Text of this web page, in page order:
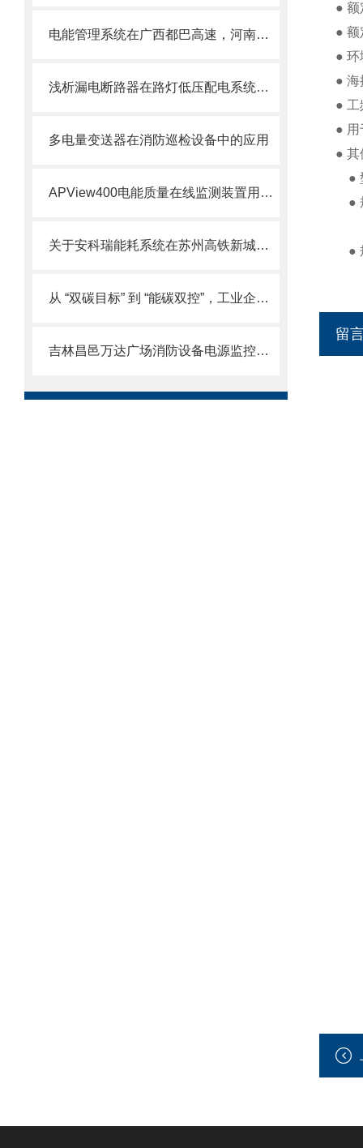
电能管理系统在广西都巴高速，河南某锂电公司，元气森林等项目的应用案例
浅析漏电断路器在路灯低压配电系统中的应用
多电量变送器在消防巡检设备中的应用
APView400电能质量在线监测装置用于化工 钢铁冶金 医院数据中心等行业
关于安科瑞能耗系统在苏州高铁新城经济发展有限公司楼层的设计和应用
从 “双碳目标” 到 “能碳双控”，工业企业数字化管理中心的破局与实践
吉林昌邑万达广场消防设备电源监控系统的设计与应用
● 额
● 额
●
● 海
● 工
● 用
● 其
●
●
●
留